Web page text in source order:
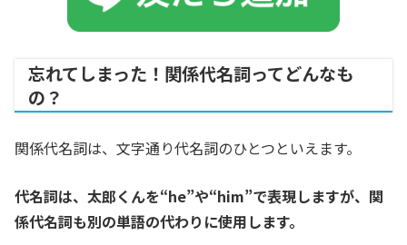
忘れてしまった！関係代名詞ってどんなも
の？
関係代名詞は、文字通り代名詞のひとつといえます。
代名詞は、太郎くんを“he”や“him”で表現しますが、関
係代名詞も別の単語の代わりに使用します。